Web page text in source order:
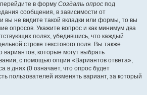
в форму Создать опрос под
сообщения, в зависимости от
вы не видите такой вкладки или формы, то вы
опросов. Укажите вопрос и как минимум два
полях, убедившись, что каждый
строке текстового поля. Вы также
вариантов, которые могут выбрать
с помощью опции «Вариантов ответа»,
в днях (0 означает, что опрос будет
пользователей изменять вариант, за который